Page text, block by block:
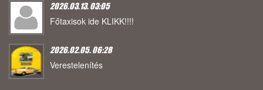
2026.03.13. 03:05
Főtaxisok ide KLIKK!!!!
2026.02.05. 06:28
Verestelenítés